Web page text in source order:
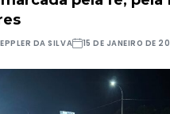
DA SILVA 15 DE JANEIRO DE